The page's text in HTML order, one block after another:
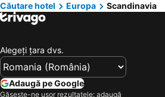
Hoteluri Litoral Bulgaria
Hoteluri Attica
Hoteluri Austria
Hoteluri Mallorca
Hoteluri Sardinia
Căutare hotel Europa Scandinavia
Alegeţi ţara dvs.
Adaugă pe Google
Găsește-ne ușor rezultatele: adaugă